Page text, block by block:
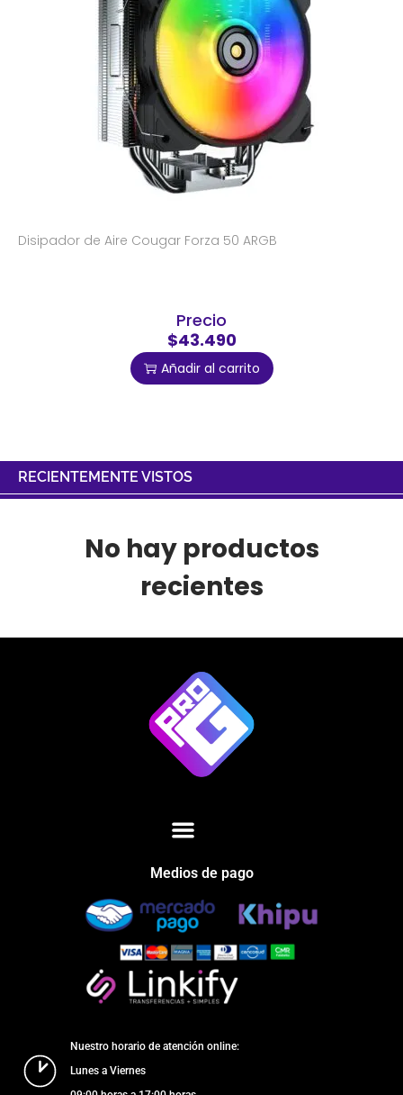
Disipador de Aire Cougar Forza 50 ARGB
Precio
$43.490
Añadir al carrito
RECIENTEMENTE VISTOS
No hay productos
recientes
Medios de pago
Nuestro horario de atención online:
Lunes a Viernes